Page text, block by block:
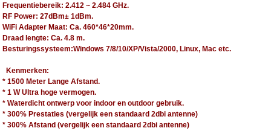
Frequentiebereik: 2.412 ~ 2.484 GHz.
RF Power: 27dBm± 1dBm.
WiFi Adapter Maat: Ca. 460*46*20mm.
Draad lengte: Ca. 4.8 m.
Besturingssysteem:Windows 7/8/10/XP/Vista/2000, Linux, Mac etc.
Kenmerken:
* 1500 Meter Lange Afstand.
* 1 W Ultra hoge vermogen.
* Waterdicht ontwerp voor indoor en outdoor gebruik.
* 300% Prestaties (vergelijk een standaard 2dbi antenne)
* 300% Afstand (vergelijk een standaard 2dbi antenne)